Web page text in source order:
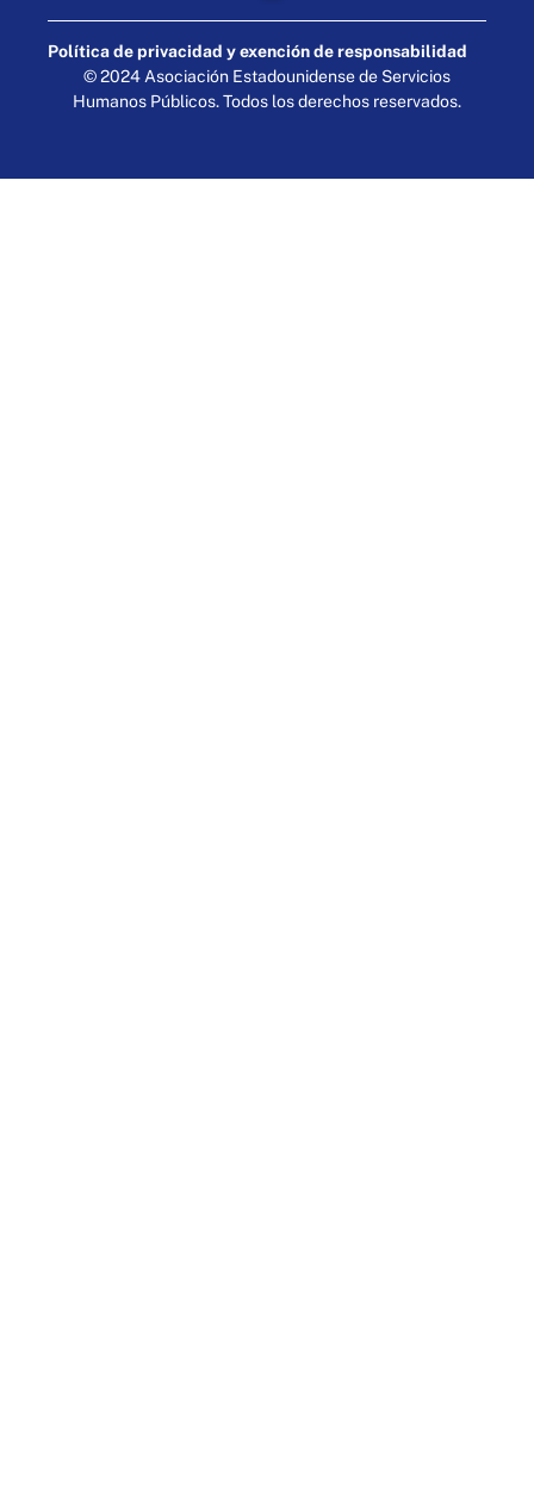
Política de privacidad y exención de responsabilidad
© 2024 Asociación Estadounidense de Servicios
Humanos Públicos. Todos los derechos reservados.